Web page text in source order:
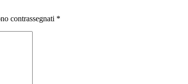
contrassegnati *